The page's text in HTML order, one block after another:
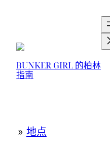
BUNKER GIRL 的柏林
指南
» 地点